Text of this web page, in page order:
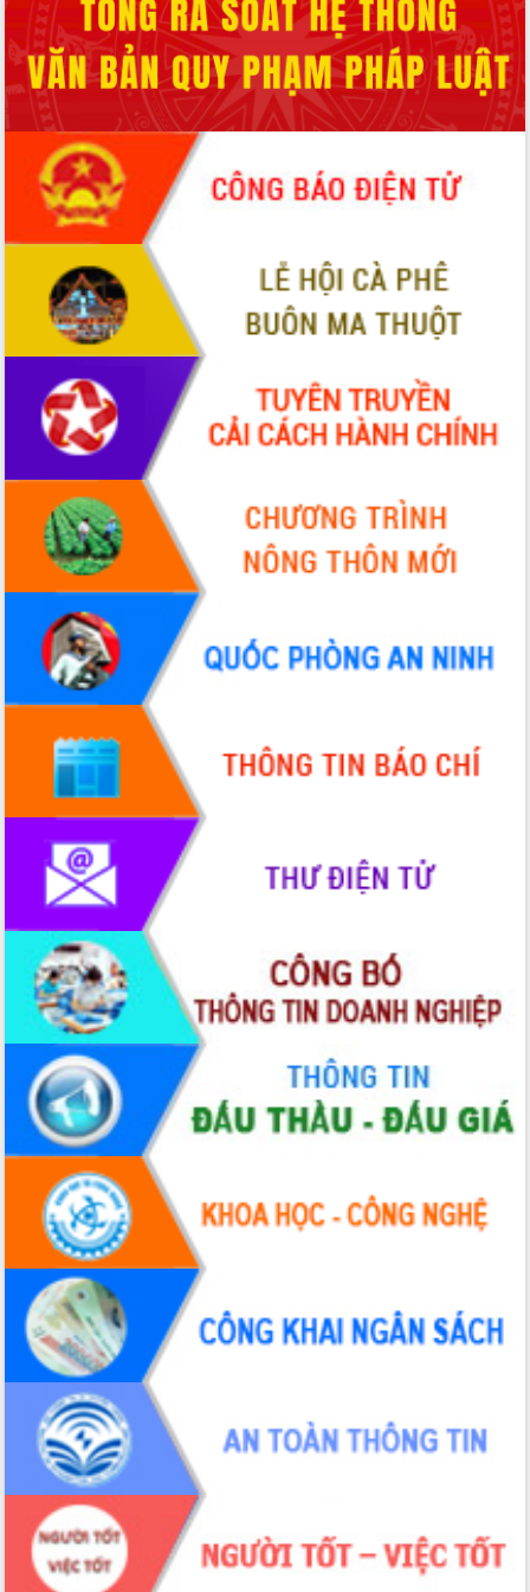
Rà soát, hoàn thiện hệ thống thiết chế
văn hóa, thể thao đáp ứng yêu cầu
phát triển mới
Thường trực HĐND tỉnh Đắk Lắk gặp
mặt Đoàn chuyên gia y tế TP. Hồ Chí
Minh
Lễ truy điệu và an táng hài cốt liệt sĩ
tại Nghĩa trang Liệt sĩ xã Sơn Hòa
Bàn giải pháp tháo gỡ khó khăn trong
xuất khẩu sầu riêng và triển khai quy
định EUDR
Thứ trưởng Bộ Nông nghiệp và Môi
trường Nguyễn Hoàng Hiệp khảo sát
vùng trồng và doanh nghiệp đóng gói
sầu riêng tại Đắk Lắk
Trình diễn nghệ thuật chế biến các
món ăn từ sầu riêng
Đắk Lắk công bố Quy hoạch và xúc
tiến đầu tư tỉnh
Ngành cá ngừ Đắk Lắk chủ động thích
ứng để giữ vững thị trường xuất khẩu
Diễn đàn Kinh tế tư nhân Việt Nam đột
phá cơ chế - Hợp tác công tư
Đề án 06 tạo bước ngoặt đột phá trong
cải cách hành chính tỉnh Đắk Lắk
Kết nối tour, đẩy mạnh chuyển đổi số
để phát triển du lịch Đắk Lắk
Khởi động Dự án Đầu tư xây dựng hạ
tầng kỹ thuật Cụm công nghiệp Tân
Gặp mặt các cơ quan báo chí nhân Kỷ
niệm 101 năm Ngày Báo chí Cách
mạng Việt Nam
Đắk Lắk sơ kết 4 năm triển khai thực
hiện Đề án 06 của Chính phủ
Họp báo thông tin về Hội nghị Công bố
Quy hoạch và Xúc tiến đầu tư tỉnh Đắk
Lắk
Khơi thông điểm nghẽn, đẩy nhanh
giải ngân vốn khắc phục thiên tai
HĐND tỉnh thông qua điều chỉnh Quy
hoạch tỉnh thời kỳ 2021-2030
Hội thảo góp ý hồ sơ điều chỉnh quy
hoạch tỉnh Đắk Lắk thời kỳ 2021-2030,
tầm nhìn đến năm 2050
Nâng cao hiệu quả hoạt động của các
doanh nghiệp nhà nước
Hội nghị triển khai kết nối mạng
truyền số liệu chuyên dùng phục vụ cơ
quan Đảng, Nhà nước
Lễ phát động chuỗi hoạt động chung
tay làm sạch môi trường
Xã Ea Kar bước chuyển mình trong
công tác cải cách hành chính mô hình
mới
UBND tỉnh họp báo định kỳ tháng 4
năm 2026
Hội thảo khoa học “Giải pháp thúc đẩy
phát triển nền kinh tế xanh tại tỉnh
Đắk Lắk”